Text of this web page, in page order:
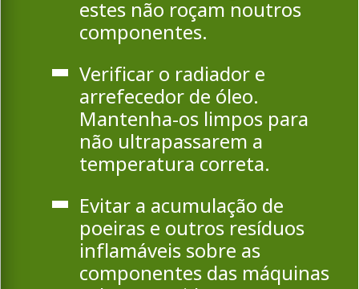
estes não roçam noutros
componentes.
Verificar o radiador e
arrefecedor de óleo.
Mantenha-os limpos para
não ultrapassarem a
temperatura correta.
Evitar a acumulação de
poeiras e outros resíduos
inflamáveis sobre as
componentes das máquinas